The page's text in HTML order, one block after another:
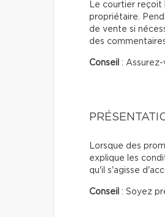
Le courtier reçoit
propriétaire.
de vente si
des
Conseil :
Lorsque des
explique les
qu'il s'agisse
Conseil : Soyez